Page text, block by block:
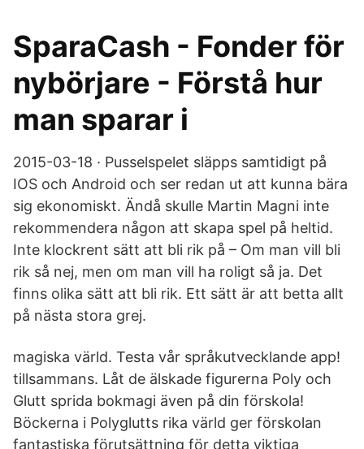
SparaCash - Fonder för
nybörjare - Förstå hur
man sparar i
2015-03-18 · Pusselspelet släpps samtidigt på
IOS och Android och ser redan ut att kunna bära
sig ekonomiskt. Ändå skulle Martin Magni inte
rekommendera någon att skapa spel på heltid.
Inte klockrent sätt att bli rik på – Om man vill bli
rik så nej, men om man vill ha roligt så ja. Det
finns olika sätt att bli rik. Ett sätt är att betta allt
på nästa stora grej.
magiska värld. Testa vår språkutvecklande app!
tillsammans. Låt de älskade figurerna Poly och
Glutt sprida bokmagi även på din förskola!
Böckerna i Polyglutts rika värld ger förskolan
fantastiska förutsättning för detta viktiga